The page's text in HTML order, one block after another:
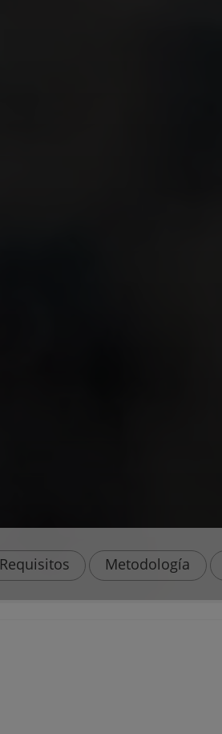
Requisitos Metodología